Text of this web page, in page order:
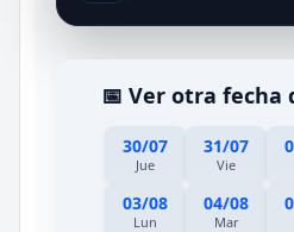
📅 Ver otra fecha
30/07
Jue
31/07
Vie
03/08
Lun
04/08
Mar